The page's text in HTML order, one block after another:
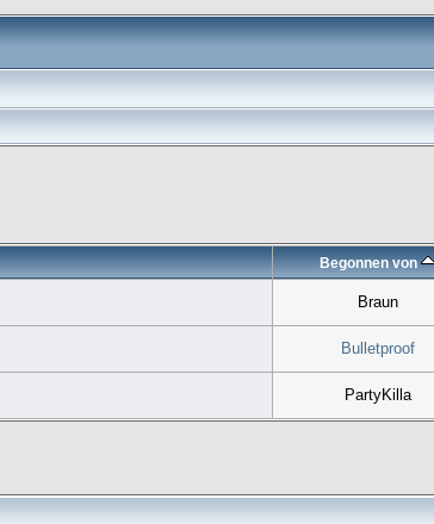
Begonnen von
Braun
Bulletproof
PartyKilla